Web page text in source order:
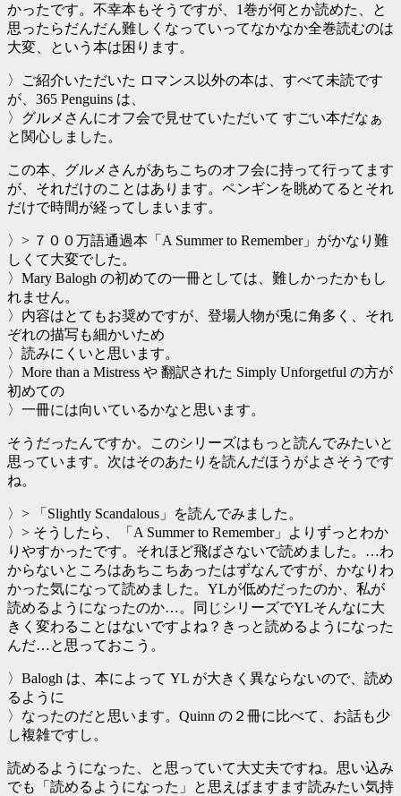
かったです。不幸本もそうですが、1巻が何とか読めた、と
思ったらだんだん難しくなっていってなかなか全巻読むのは
大変、という本は困ります。
〉ご紹介いただいた ロマンス以外の本は、すべて未読です
が、365 Penguins は、
〉グルメさんにオフ会で見せていただいて すごい本だなぁ
と関心しました。
この本、グルメさんがあちこちのオフ会に持って行ってます
が、それだけのことはあります。ペンギンを眺めてるとそれ
だけで時間が経ってしまいます。
〉> ７００万語通過本「A Summer to Remember」がかなり難
しくて大変でした。
〉Mary Balogh の初めての一冊としては、難しかったかもし
れません。
〉内容はとてもお奨めですが、登場人物が兎に角多く、それ
ぞれの描写も細かいため
〉読みにくいと思います。
〉More than a Mistress や 翻訳された Simply Unforgetful の方が
初めての
〉一冊には向いているかなと思います。
そうだったんですか。このシリーズはもっと読んでみたいと
思っています。次はそのあたりを読んだほうがよさそうです
ね。
〉> 「Slightly Scandalous」を読んでみました。
〉> そうしたら、「A Summer to Remember」よりずっとわか
りやすかったです。それほど飛ばさないで読めました。…わ
からないところはあちこちあったはずなんですが、かなりわ
かった気になって読めました。YLが低めだったのか、私が
読めるようになったのか…。同じシリーズでYLそんなに大
きく変わることはないですよね？きっと読めるようになった
んだ…と思っておこう。
〉Balogh は、本によって YL が大きく異ならないので、読め
るように
〉なったのだと思います。Quinn の２冊に比べて、お話も少
し複雑ですし。
読めるようになった、と思っていて大丈夫ですね。思い込み
でも「読めるようになった」と思えばますます読みたい気持